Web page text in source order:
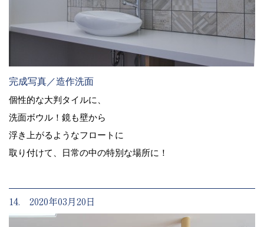
完成写真／造作洗面
個性的な大判タイルに、
洗面ボウル！鏡も壁から
浮き上がるようなフロートに
取り付けて、日常の中の特別な場所に！
14. 2020年03月20日